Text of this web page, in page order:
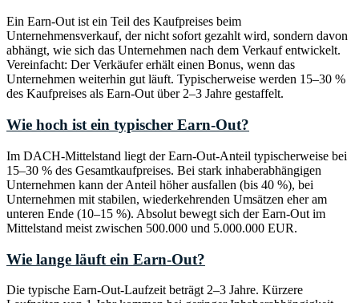
Ein Earn-Out ist ein Teil des Kaufpreises beim
Unternehmensverkauf, der nicht sofort gezahlt wird, sondern davon
abhängt, wie sich das Unternehmen nach dem Verkauf entwickelt.
Vereinfacht: Der Verkäufer erhält einen Bonus, wenn das
Unternehmen weiterhin gut läuft. Typischerweise werden 15–30 %
des Kaufpreises als Earn-Out über 2–3 Jahre gestaffelt.
Wie hoch ist ein typischer Earn-Out?
Im DACH-Mittelstand liegt der Earn-Out-Anteil typischerweise bei
15–30 % des Gesamtkaufpreises. Bei stark inhaberabhängigen
Unternehmen kann der Anteil höher ausfallen (bis 40 %), bei
Unternehmen mit stabilen, wiederkehrenden Umsätzen eher am
unteren Ende (10–15 %). Absolut bewegt sich der Earn-Out im
Mittelstand meist zwischen 500.000 und 5.000.000 EUR.
Wie lange läuft ein Earn-Out?
Die typische Earn-Out-Laufzeit beträgt 2–3 Jahre. Kürzere